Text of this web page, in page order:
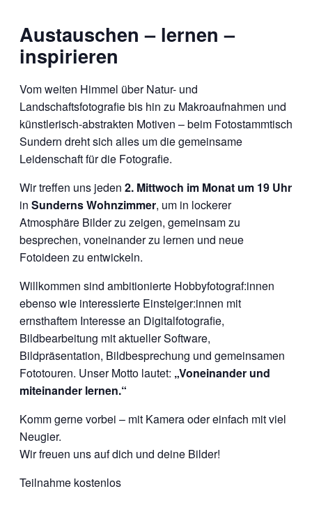
Austauschen – lernen –
inspirieren
Vom weiten Himmel über Natur- und
Landschaftsfotografie bis hin zu Makroaufnahmen und
künstlerisch-abstrakten Motiven – beim Fotostammtisch
Sundern dreht sich alles um die gemeinsame
Leidenschaft für die Fotografie.
Wir treffen uns jeden 2. Mittwoch im Monat um 19 Uhr
in Sunderns Wohnzimmer, um in lockerer
Atmosphäre Bilder zu zeigen, gemeinsam zu
besprechen, voneinander zu lernen und neue
Fotoideen zu entwickeln.
Willkommen sind ambitionierte Hobbyfotograf:innen
ebenso wie interessierte Einsteiger:innen mit
ernsthaftem Interesse an Digitalfotografie,
Bildbearbeitung mit aktueller Software,
Bildpräsentation, Bildbesprechung und gemeinsamen
Fototouren. Unser Motto lautet: „Voneinander und
miteinander lernen.“
Komm gerne vorbei – mit Kamera oder einfach mit viel
Neugier.
Wir freuen uns auf dich und deine Bilder!
Teilnahme kostenlos